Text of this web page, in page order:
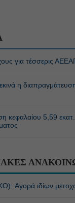
για τέσσερις
η
κεφαλαίου 5,59
Αγορά ιδίων